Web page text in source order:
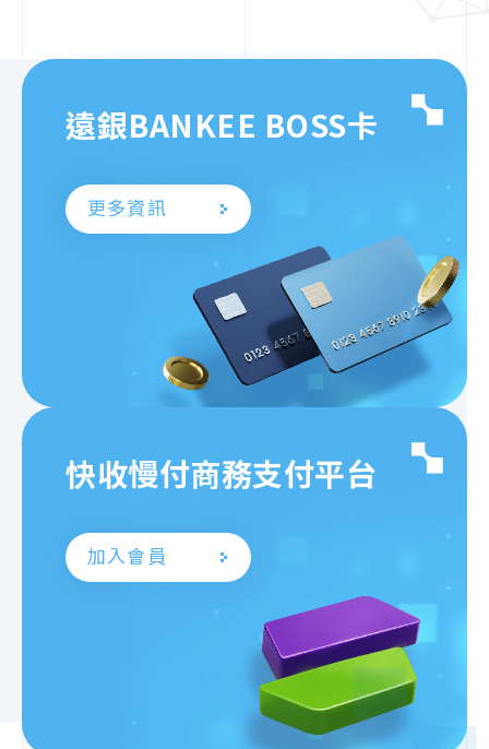
遠銀BANKEE BOSS卡
更多資訊
快收慢付商務支付平台
加入會員